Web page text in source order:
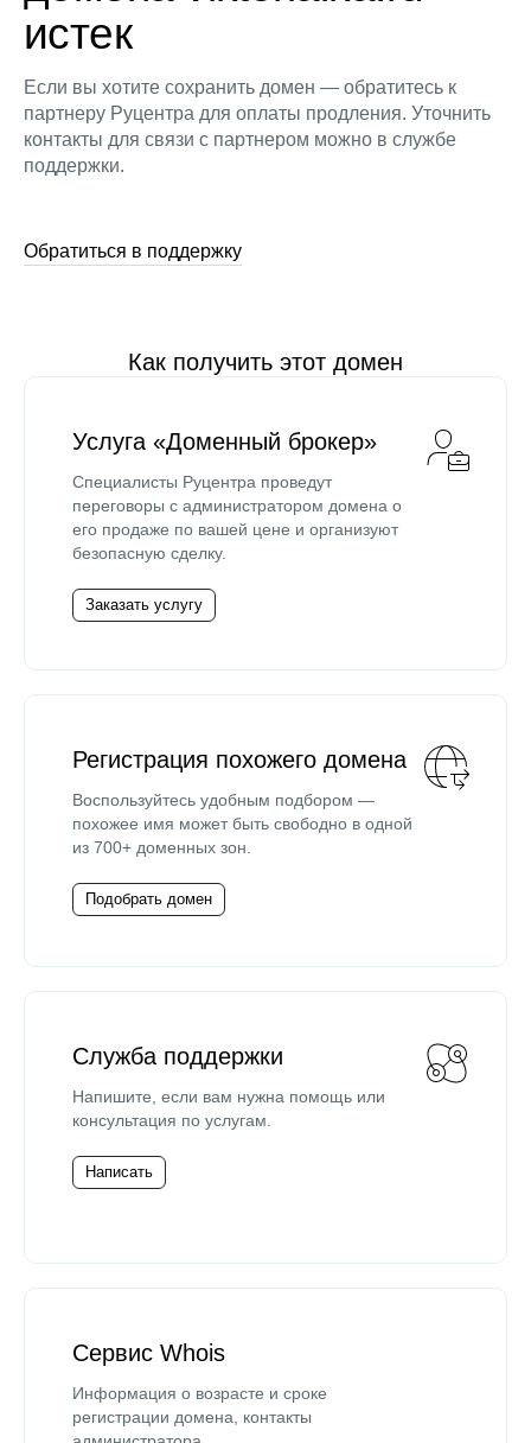
истек
Если вы хотите сохранить домен — обратитесь к
партнеру Руцентра для оплаты продления. Уточнить
контакты для связи с партнером можно в службе
поддержки.
Обратиться в поддержку
Как получить этот домен
Услуга «Доменный брокер»
Специалисты Руцентра проведут
переговоры с администратором домена о
его продаже по вашей цене и организуют
безопасную сделку.
Заказать услугу
Регистрация похожего домена
Воспользуйтесь удобным подбором —
похожее имя может быть свободно в одной
из 700+ доменных зон.
Подобрать домен
Служба поддержки
Напишите, если вам нужна помощь или
консультация по услугам.
Написать
Сервис Whois
Информация о возрасте и сроке
регистрации домена, контакты